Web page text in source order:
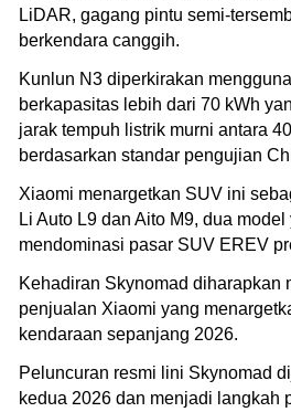
LiDAR, gagang pintu semi-
berkendara canggih.
Kunlun N3 diperkirakan
berkapasitas lebih dari 70 kWh
jarak tempuh listrik murni antara
berdasarkan standar pengujian
Xiaomi menargetkan SUV ini
Li Auto L9 dan Aito M9, dua
mendominasi pasar SUV EREV
Kehadiran Skynomad diharapkan
penjualan Xiaomi yang
kendaraan sepanjang 2026.
Peluncuran resmi lini Skynomad
kedua 2026 dan menjadi langkah